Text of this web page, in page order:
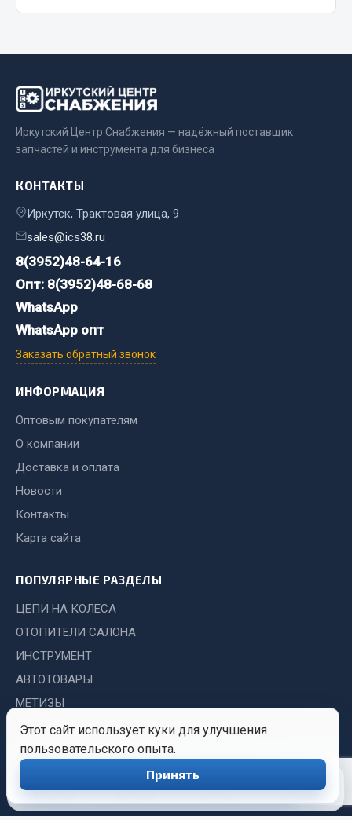
Силовое оборудование
Столярный инструмент
Показать ещё
Весь раздел
РТИ
Кольца уплотнительные
Лента конвейерная
Манжеты
Патрубки
Прокладки
Рукава высокого давления
Показать ещё
Выключатели и переключатели клавишные
Выключатели кнопочные
Выключатель массы
Изолента
Показать ещё
Весь раздел
Этот сайт использует куки для улучшения
пользовательского опыта.
Принять
Иркутский Центр Снабжения — надёжный поставщик
запчастей и инструмента для бизнеса
КОНТАКТЫ
Иркутск, Трактовая улица, 9
sales@ics38.ru
8(3952)48-64-16
Опт: 8(3952)48-68-68
WhatsApp
WhatsApp опт
Заказать обратный звонок
ИНФОРМАЦИЯ
Оптовым покупателям
О компании
Доставка и оплата
Новости
Контакты
Карта сайта
ПОПУЛЯРНЫЕ РАЗДЕЛЫ
ЦЕПИ НА КОЛЕСА
ОТОПИТЕЛИ САЛОНА
ИНСТРУМЕНТ
АВТОТОВАРЫ
МЕТИЗЫ
© 2026 Иркутский Центр Политика
конфиденциальности
Обработка